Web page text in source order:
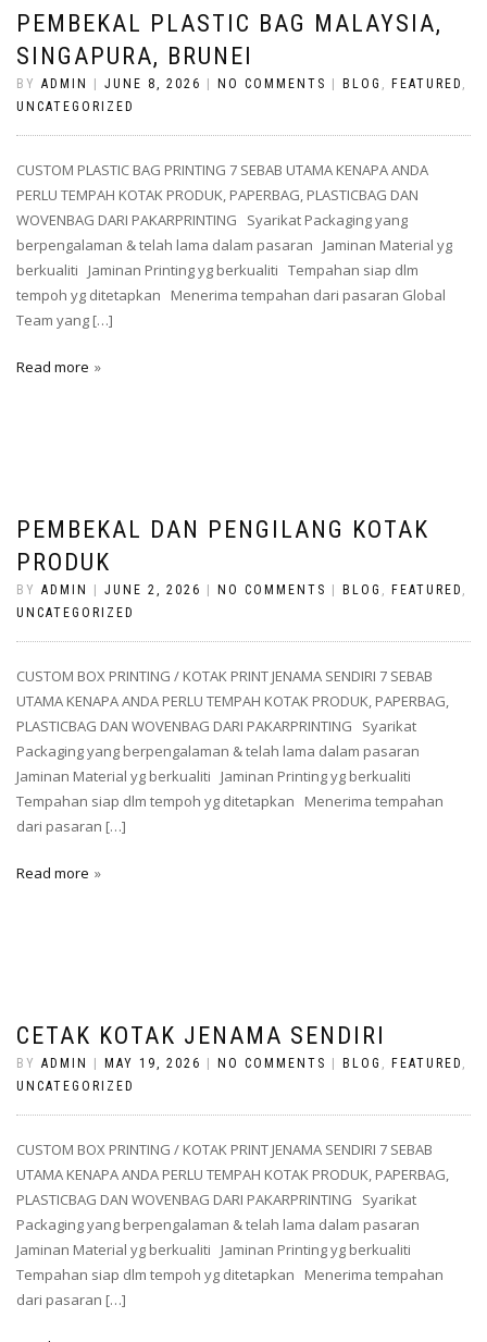
PEMBEKAL PLASTIC BAG MALAYSIA,
SINGAPURA, BRUNEI
BY ADMIN JUNE 8, 2026 NO COMMENTS BLOG , FEATURED ,
UNCATEGORIZED
CUSTOM PLASTIC BAG PRINTING 7 SEBAB UTAMA KENAPA ANDA
PERLU TEMPAH KOTAK PRODUK, PAPERBAG, PLASTICBAG DAN
WOVENBAG DARI PAKARPRINTING Syarikat Packaging yang
berpengalaman & telah lama dalam pasaran Jaminan Material yg
berkualiti Jaminan Printing yg berkualiti Tempahan siap dlm
tempoh yg ditetapkan Menerima tempahan dari pasaran Global
Team yang […]
Read more
PEMBEKAL DAN PENGILANG KOTAK
PRODUK
BY ADMIN JUNE 2, 2026 NO COMMENTS BLOG , FEATURED ,
UNCATEGORIZED
CUSTOM BOX PRINTING / KOTAK PRINT JENAMA SENDIRI 7 SEBAB
UTAMA KENAPA ANDA PERLU TEMPAH KOTAK PRODUK, PAPERBAG,
PLASTICBAG DAN WOVENBAG DARI PAKARPRINTING Syarikat
Packaging yang berpengalaman & telah lama dalam pasaran
Jaminan Material yg berkualiti Jaminan Printing yg berkualiti
Tempahan siap dlm tempoh yg ditetapkan Menerima tempahan
dari pasaran […]
Read more
CETAK KOTAK JENAMA SENDIRI
BY ADMIN MAY 19, 2026 NO COMMENTS BLOG , FEATURED ,
UNCATEGORIZED
CUSTOM BOX PRINTING / KOTAK PRINT JENAMA SENDIRI 7 SEBAB
UTAMA KENAPA ANDA PERLU TEMPAH KOTAK PRODUK, PAPERBAG,
PLASTICBAG DAN WOVENBAG DARI PAKARPRINTING Syarikat
Packaging yang berpengalaman & telah lama dalam pasaran
Jaminan Material yg berkualiti Jaminan Printing yg berkualiti
Tempahan siap dlm tempoh yg ditetapkan Menerima tempahan
dari pasaran […]